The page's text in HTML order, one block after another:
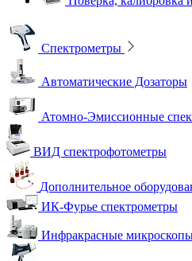
Спектрометры
Автоматические Дозаторы
Атомно-Эмиссионные
ВИД спектрофотометры
Дополнительное
ИК-Фурье спектрометры
Инфракрасные